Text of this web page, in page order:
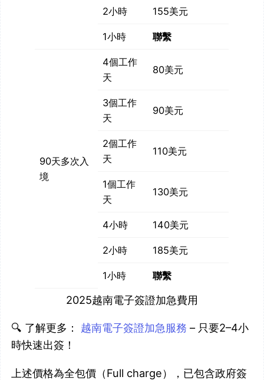
2小時 155美元
1小時 聯繫
90天多次入
境
4個工作
天
80美元
3個工作
天
90美元
2個工作
天
110美元
1個工作
天
130美元
4小時 140美元
2小時 185美元
1小時 聯繫
2025越南電子簽證加急費用
🔍 了解更多： 越南電子簽證加急服務 – 只要2–4小
時快速出簽！
上述價格為全包價（Full charge），已包含政府簽